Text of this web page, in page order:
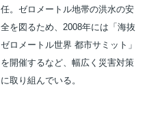
任。ゼロメートル地帯の洪水の安
全を図るため、2008年には「海抜
ゼロメートル世界 都市サミット」
を開催するなど、幅広く災害対策
に取り組んでいる。